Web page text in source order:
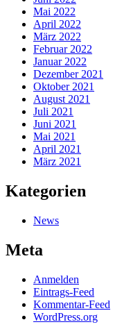
Mai 2022
April 2022
März 2022
Februar 2022
Januar 2022
Dezember 2021
Oktober 2021
August 2021
Juli 2021
Juni 2021
Mai 2021
April 2021
März 2021
Kategorien
News
Meta
Anmelden
Eintrags-Feed
Kommentar-Feed
WordPress.org